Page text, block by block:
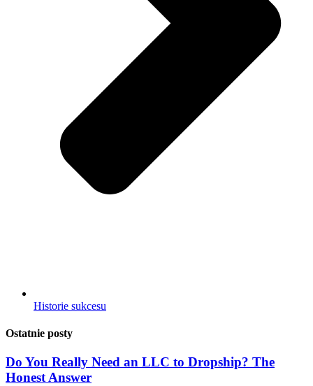
Historie sukcesu
Ostatnie posty
Do You Really Need an LLC to Dropship? The
Honest Answer